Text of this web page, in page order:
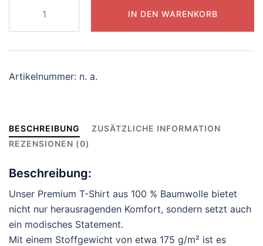
dolphin
Menge
IN DEN WARENKORB
Artikelnummer: n. a.
BESCHREIBUNG
ZUSÄTZLICHE INFORMATION
REZENSIONEN (0)
Beschreibung:
Unser Premium T-Shirt aus 100 % Baumwolle bietet
nicht nur herausragenden Komfort, sondern setzt auch
ein modisches Statement.
Mit einem Stoffgewicht von etwa 175 g/m² ist es